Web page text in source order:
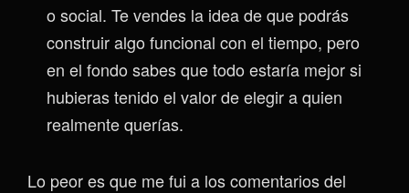
o social. Te vendes la idea de que podrás
construir algo funcional con el tiempo, pero
en el fondo sabes que todo estaría mejor si
hubieras tenido el valor de elegir a quien
realmente querías.
Lo peor es que me fui a los comentarios del